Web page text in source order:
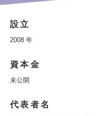
設立
2008 年
資本金
未公開
代表者名